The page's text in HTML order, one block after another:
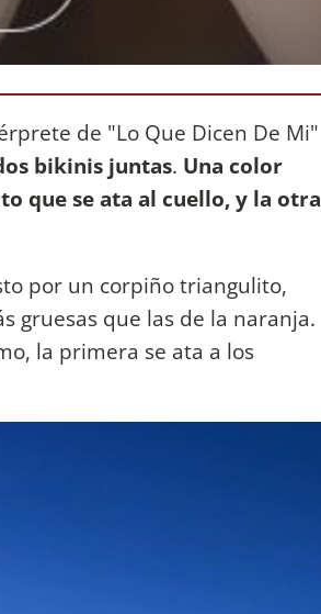
de "Lo Que Dicen De Mi"
bikinis juntas. Una color
que se ata al cuello, y la otra
por un corpiño triangulito,
gruesas que las de la naranja.
la primera se ata a los